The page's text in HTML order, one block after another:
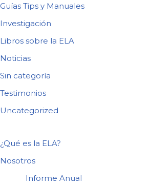
Guías Tips y Manuales
Investigación
Libros sobre la ELA
Noticias
Sin categoría
Testimonios
Uncategorized
¿Qué es la ELA?
Nosotros
Informe Anual